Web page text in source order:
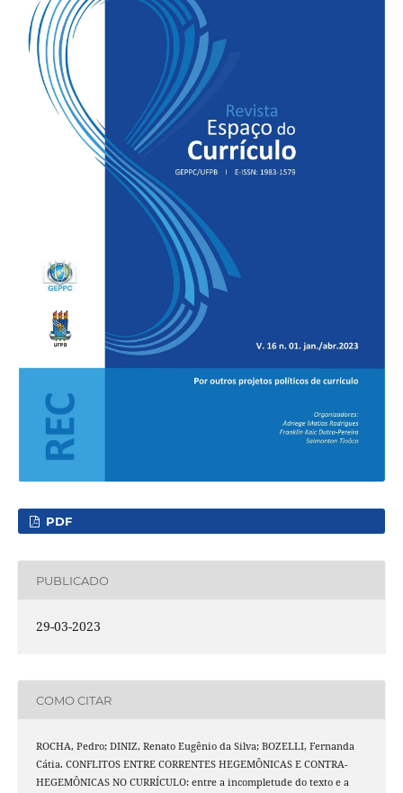
PDF
PUBLICADO
29-03-2023
COMO CITAR
ROCHA, Pedro; DINIZ, Renato Eugênio da Silva; BOZELLI, Fernanda
Cátia. CONFLITOS ENTRE CORRENTES HEGEMÔNICAS E CONTRA-
HEGEMÔNICAS NO CURRÍCULO: entre a incompletude do texto e a